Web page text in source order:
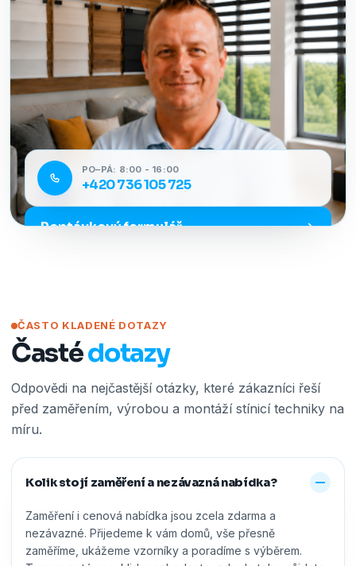
PO–PÁ: 8:00 - 16:00
+420 736 105 725
Poptávkový formulář
ČASTO KLADENÉ DOTAZY
Častédotazy
Odpovědi na nejčastější otázky, které zákazníci řeší
před zaměřením, výrobou a montáží stínicí techniky na
míru.
Kolik stojí zaměření a nezávazná nabídka?
Zaměření i cenová nabídka jsou zcela zdarma a
nezávazné. Přijedeme k vám domů, vše přesně
zaměříme, ukážeme vzorníky a poradíme s výběrem.